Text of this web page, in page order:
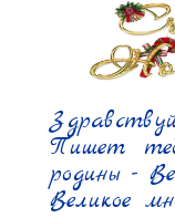
Пишет
родины -
Великое